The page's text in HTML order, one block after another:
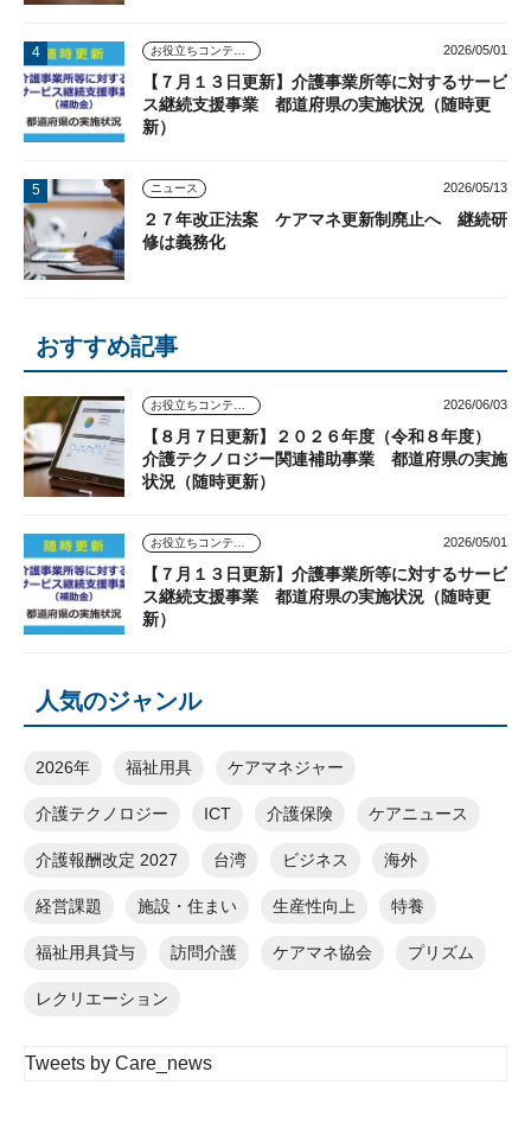
2026/05/01
【７月１３日更新】介護事業所等に対するサービ
ス継続支援事業 都道府県の実施状況（随時更
新）
ニュース 2026/05/13
２７年改正法案 ケアマネ更新制廃止へ 継続研
修は義務化
おすすめ記事
2026/06/03
【８月７日更新】２０２６年度（令和８年度）
介護テクノロジー関連補助事業 都道府県の実施
状況（随時更新）
2026/05/01
【７月１３日更新】介護事業所等に対するサービ
ス継続支援事業 都道府県の実施状況（随時更
新）
人気のジャンル
2026年 福祉用具 ケアマネジャー
介護テクノロジー ICT 介護保険 ケアニュース
介護報酬改定 2027 台湾 ビジネス 海外
経営課題 施設・住まい 生産性向上 特養
福祉用具貸与 訪問介護 ケアマネ協会 プリズム
レクリエーション
Tweets by Care_news